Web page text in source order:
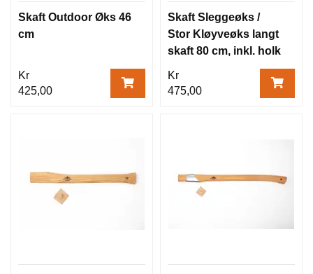
Skaft Outdoor Øks 46
cm
Kr
425,00
Skaft Sleggeøks /
Stor Kløyveøks langt
skaft 80 cm, inkl. holk
Kr
475,00